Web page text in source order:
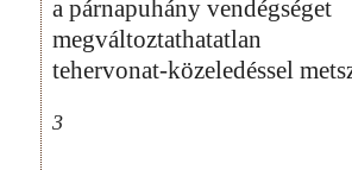
a párnapuhány vendégséget
megváltoztathatatlan
tehervonat-közeledéssel
3